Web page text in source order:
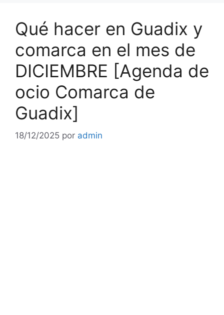
Qué hacer en Guadix y
comarca en el mes de
DICIEMBRE [Agenda de
ocio Comarca de
Guadix]
18/12/2025 por admin